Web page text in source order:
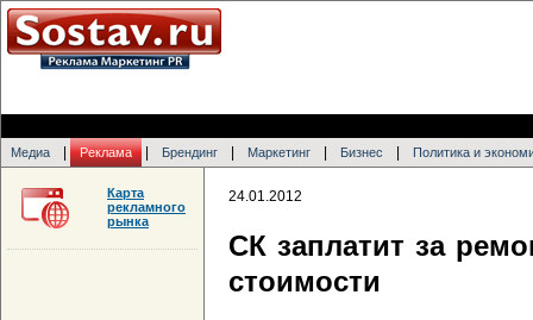
Медиа Реклама Брендинг Маркетинг Бизнес Политика и
24.01.2012
СК заплатит за
стоимости
Карта
рекламного
рынка